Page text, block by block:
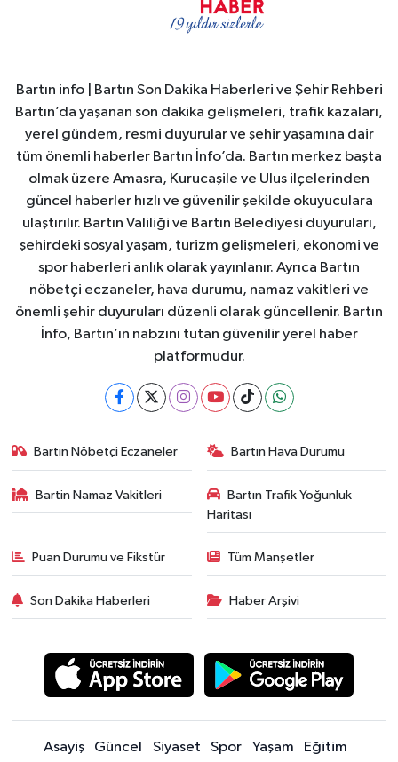
Bartın info | Bartın Son Dakika Haberleri ve Şehir Rehberi
Bartın’da yaşanan son dakika gelişmeleri, trafik kazaları,
yerel gündem, resmi duyurular ve şehir yaşamına dair
tüm önemli haberler Bartın İnfo’da. Bartın merkez başta
olmak üzere Amasra, Kurucaşile ve Ulus ilçelerinden
güncel haberler hızlı ve güvenilir şekilde okuyuculara
ulaştırılır. Bartın Valiliği ve Bartın Belediyesi duyuruları,
şehirdeki sosyal yaşam, turizm gelişmeleri, ekonomi ve
spor haberleri anlık olarak yayınlanır. Ayrıca Bartın
nöbetçi eczaneler, hava durumu, namaz vakitleri ve
önemli şehir duyuruları düzenli olarak güncellenir. Bartın
İnfo, Bartın’ın nabzını tutan güvenilir yerel haber
platformudur.
Bartın Nöbetçi Eczaneler Bartın Hava Durumu
Bartin Namaz Vakitleri
Bartın Trafik Yoğunluk
Haritası
Puan Durumu ve Fikstür Tüm Manşetler
Son Dakika Haberleri Haber Arşivi
Asayiş Güncel Siyaset Spor Yaşam
Eğitim